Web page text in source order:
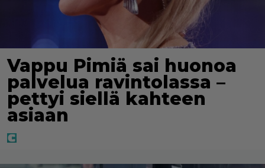
Vappu Pimiä sai huonoa
palvelua ravintolassa –
pettyi siellä kahteen
asiaan